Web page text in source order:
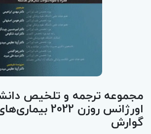
مجموعه ترجمه و تلخیص
اورژانس روزن
گوارش